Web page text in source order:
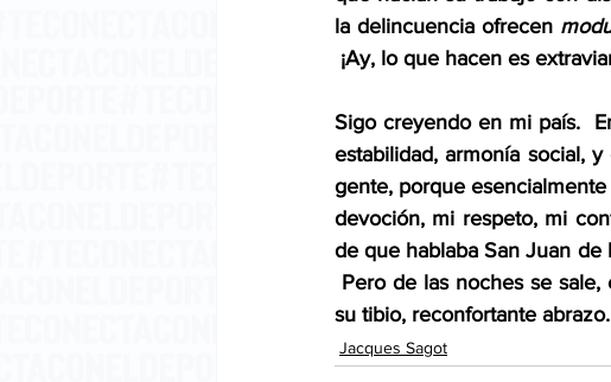
la delincuencia ofrecen
¡Ay, lo que hacen es
Sigo creyendo en mi país.
estabilidad, armonía social,
gente, porque
devoción, mi respeto, mi
de que hablaba San Juan de
Pero de las noches se
su tibio, reconfortante
Jacques Sagot